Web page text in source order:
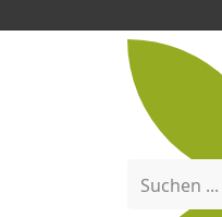
Menü
Suchen ...